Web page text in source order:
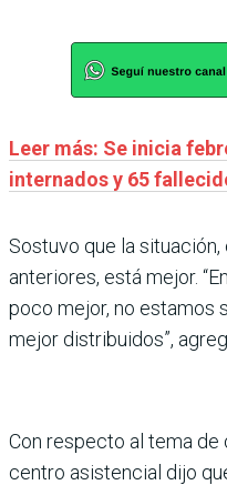
Leer más: Se inicia
internados y 65
Sostuvo que la
anteriores, está mejor.
poco mejor, no estamos
mejor distribuidos”,
Con respecto al tema de
centro asistencial dijo